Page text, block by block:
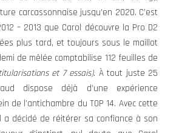
carcassonnaise jusqu’en 2020. C’est
– 2013 que Carol découvre la Pro D2
plus tard, et toujours sous le maillot
de mêlée comptabilise 112 feuilles de
et 7 essais). À tout juste 25
dispose déjà d’une expérience
de l’antichambre du TOP 14. Avec cette
a décidé de réitérer sa confiance à son